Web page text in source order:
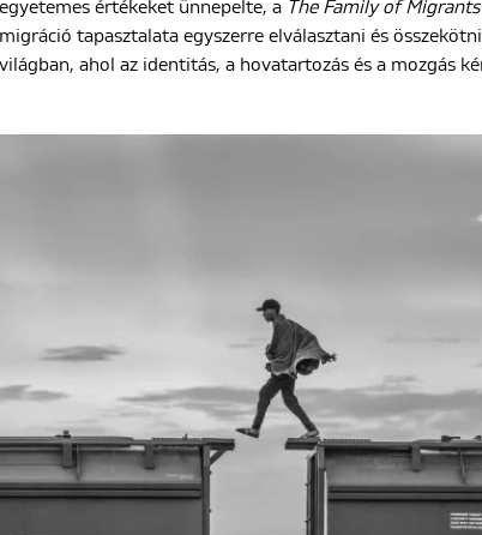
egyetemes értékeket ünnepelte, a The Family of Migrants
migráció tapasztalata egyszerre elválasztani és
világban, ahol az identitás, a hovatartozás és a mozgás